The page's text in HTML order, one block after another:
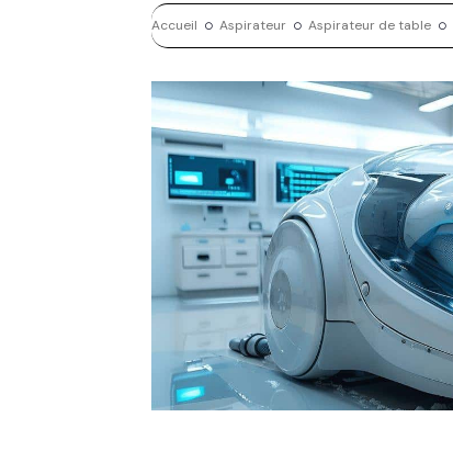
Accueil Aspirateur Aspirateur de table